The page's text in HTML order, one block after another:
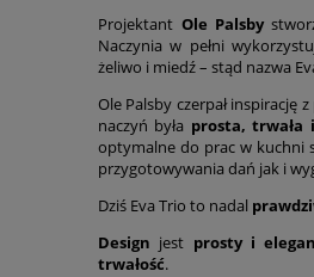
Projektant Ole Palsby
Naczynia w pełni
żeliwo i miedź – stąd nazwa
Ole Palsby czerpał inspirację
naczyń była prosta,
optymalne do prac w kuchni
przygotowywania dań jak i
Dziś Eva Trio to nadal
Design jest prosty i
trwałość.